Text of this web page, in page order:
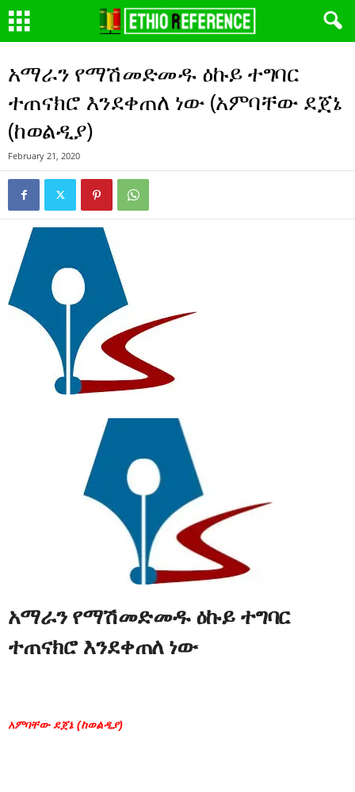
አማራን የማሽመድመዱ ዕኩይ ተግባር
ተጠናክሮ እንደቀጠለ ነው (አምባቸው ደጀኔ
(ከወልዲያ)
February 21, 2020
አማራን የማሽመድመዱ ዕኩይ ተግባር
ተጠናክሮ እንደቀጠለ ነው
አምባቸው ደጀኔ (ከወልዲያ)